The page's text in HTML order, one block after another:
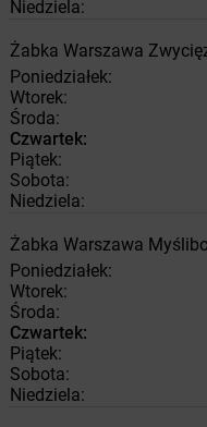
Niedziela:
Żabka Warszawa
Poniedziałek:
Wtorek:
Środa:
Czwartek:
Piątek:
Sobota:
Niedziela:
Żabka Warszawa
Poniedziałek:
Wtorek:
Środa:
Czwartek:
Piątek:
Sobota:
Niedziela: